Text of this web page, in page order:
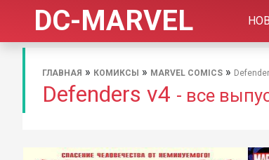
DC-MARVEL
ГЛАВНАЯ » КОМИКСЫ » MARVEL COMICS »
Defenders v4 - все